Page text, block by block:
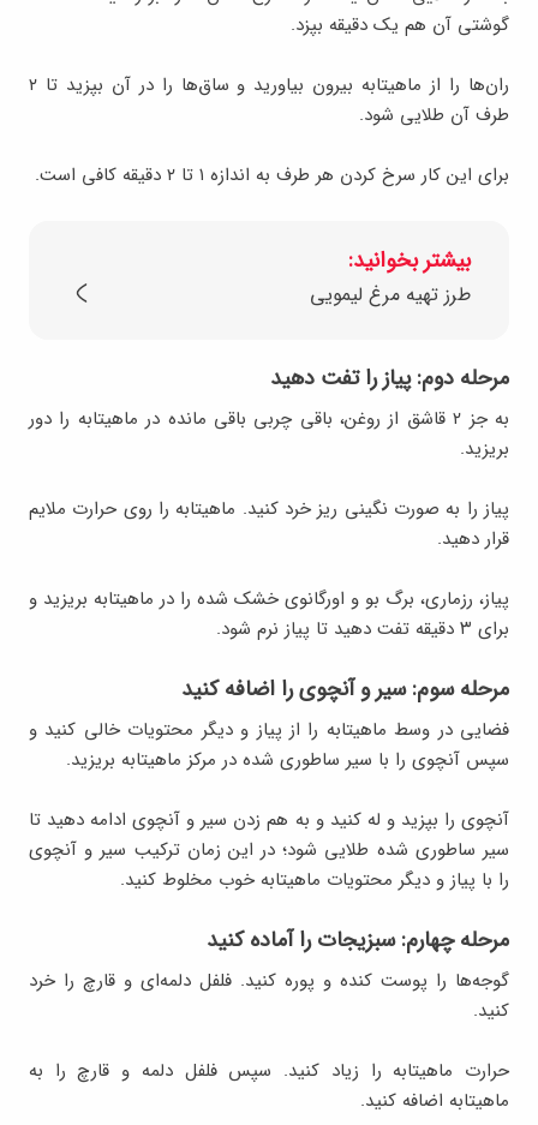
گوشتی آن هم یک دقیقه بپزد.
ران‌ها را از ماهیتابه بیرون بیاورید و ساق‌ها را در آن بپزید تا ۲
طرف آن طلایی شود.
برای این کار سرخ کردن هر طرف به اندازه ۱ تا ۲ دقیقه کافی است.
بیشتر بخوانید:
طرز تهیه مرغ لیمویی
مرحله دوم: پیاز را تفت دهید
به جز ۲ قاشق از روغن، باقی چربی باقی مانده در ماهیتابه را دور
بریزید.
پیاز را به صورت نگینی ریز خرد کنید. ماهیتابه را روی حرارت ملایم
قرار دهید.
پیاز، رزماری، برگ بو و اورگانوی خشک شده را در ماهیتابه بریزید و
برای ۳ دقیقه تفت دهید تا پیاز نرم شود.
مرحله سوم: سیر و آنچوی را اضافه کنید
فضایی در وسط ماهیتابه را از پیاز و دیگر محتویات خالی کنید و
سپس آنچوی را با سیر ساطوری شده در مرکز ماهیتابه بریزید.
آنچوی را بپزید و له کنید و به هم زدن سیر و آنچوی ادامه دهید تا
سیر ساطوری شده طلایی شود؛ در این زمان ترکیب سیر و آنچوی
را با پیاز و دیگر محتویات ماهیتابه خوب مخلوط کنید.
مرحله چهارم: سبزیجات را آماده کنید
گوجه‌ها را پوست کنده و پوره کنید. فلفل دلمه‌ای و قارچ را خرد
کنید.
حرارت ماهیتابه را زیاد کنید. سپس فلفل دلمه و قارچ را به
ماهیتابه اضافه کنید.